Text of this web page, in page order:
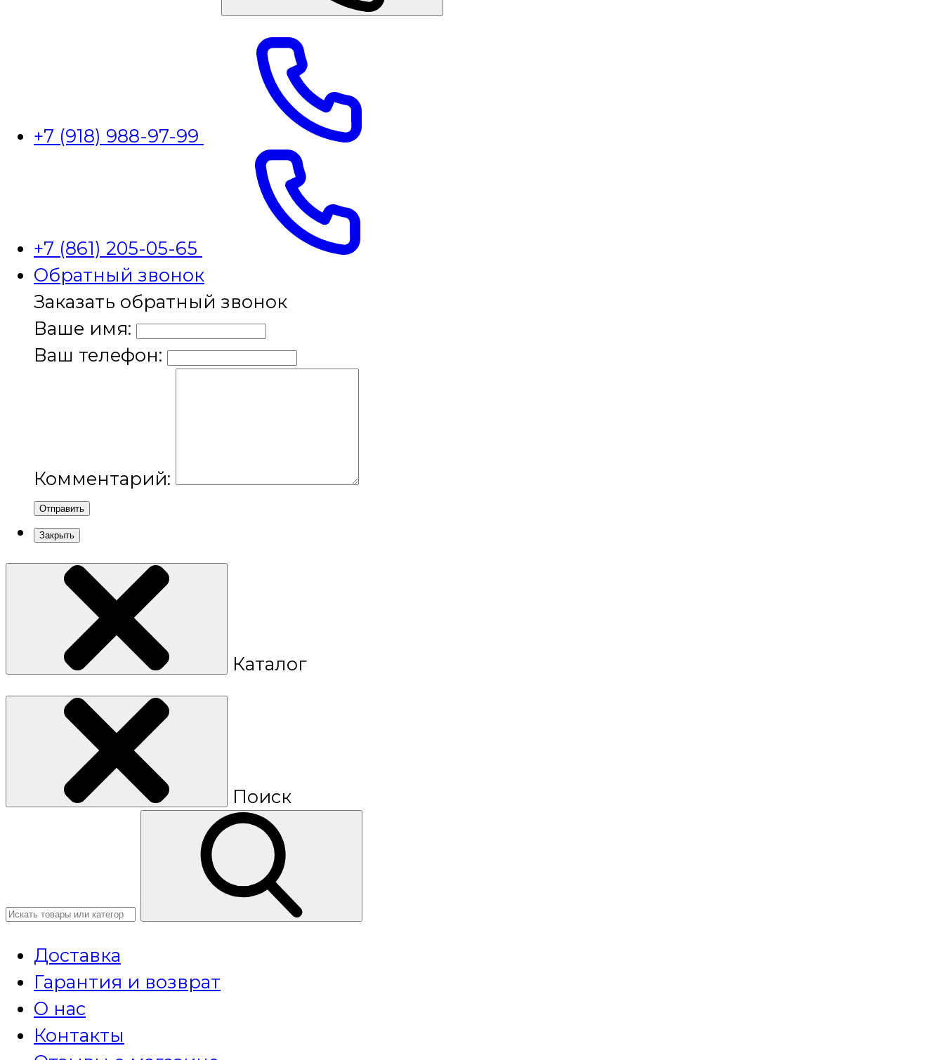
+7 (918) 988-97-99
+7 (861) 205-05-65
Обратный звонок
Заказать обратный звонок
Ваше имя:
Ваш телефон:
Комментарий:
Отправить
Закрыть
Каталог
Поиск
Доставка
Гарантия и возврат
О нас
Контакты